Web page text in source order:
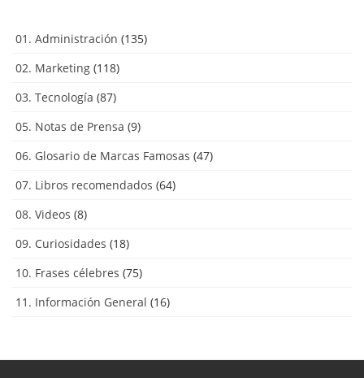
01. Administración (135)
02. Marketing (118)
03. Tecnología (87)
05. Notas de Prensa (9)
06. Glosario de Marcas Famosas (47)
07. Libros recomendados (64)
08. Videos (8)
09. Curiosidades (18)
10. Frases célebres (75)
11. Información General (16)